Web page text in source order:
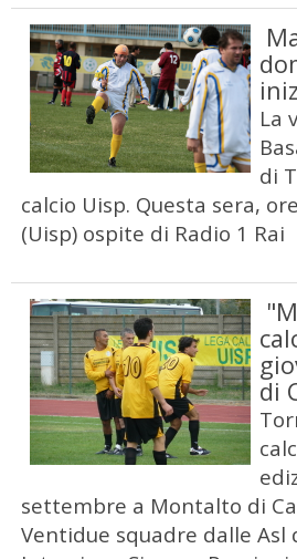
La
di
calcio Uisp. Questa sera,
(Uisp) ospite di Radio 1 Rai
di
settembre a Montalto di
Ventidue squadre dalle